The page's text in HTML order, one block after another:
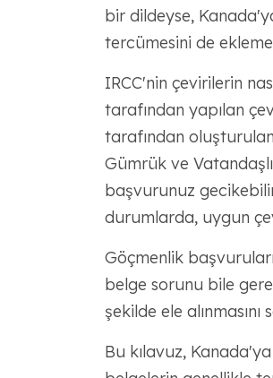
bir dildeyse,
tercümesini de
IRCC'nin çevirilerin
tarafından yapılan
tarafından
Gümrük ve
başvurunuz
durumlarda, uygun
Göçmenlik
belge sorunu bile
şekilde ele
Bu kılavuz,